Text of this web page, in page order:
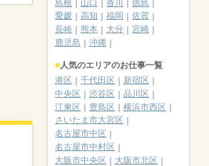
島根
山口 香川
徳島
愛媛
高知 福岡
佐賀
長崎
熊本 大分
宮崎
鹿児島
沖縄
人気のエリアのお仕事一覧
港区
千代田区
新宿区
中央区
渋谷区
品川区
江東区
豊島区
横浜市西区
さいたま市大宮区
名古屋市中区
名古屋市中村区
大阪市中央区
大阪市北区